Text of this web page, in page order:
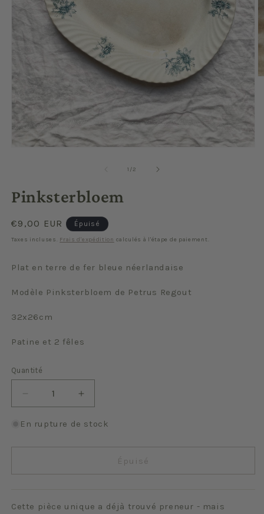
une
fenêtre
1 /de2
Pinksterbloem
Prix
habituel
€9,00 EUR Épuisé
Taxes incluses. Frais d'expédition calculés à l'étape de paiement.
Plat en terre de fer bleue néerlandaise
Modèle Pinksterbloem de Petrus Regout
32x26cm
Patine et 2 fêles
Quantité
Quantité
Réduire
la
quantité
Pinksterbloem
Augmenter
la
quantité
Pinksterbloem
En rupture de stock
Épuisé
Cette pièce unique a déjà trouvé preneur - mais